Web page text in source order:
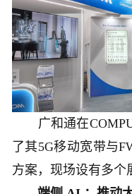
广和通在
了其5G移动宽带与
方案，现场设有多个